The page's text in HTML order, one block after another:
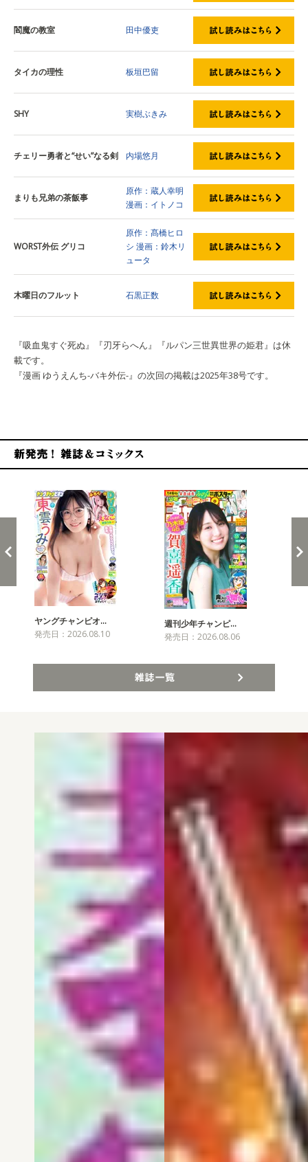
閻魔の教室 田中優吏
タイカの理性 板垣巴留
SHY 実樹ぶきみ
チェリー勇者と“せい”なる剣 内場悠月
まりも兄弟の茶飯事
原作：蔵人幸明
漫画：イトノコ
WORST外伝 グリコ
原作：髙橋ヒロ
シ 漫画：鈴木リ
ュータ
木曜日のフルット 石黒正数
『吸血鬼すぐ死ぬ』『刃牙らへん』『ルパン三世異世界の姫君』は休
載です。
『漫画 ゆうえんち-バキ外伝-』の次回の掲載は2025年38号です。
ヤングチャンピオ…
発売日：2026.08.10
週刊少年チャンピ…
発売日：2026.08.06